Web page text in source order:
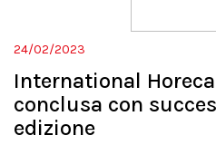
24/02/2023
International
conclusa con
edizione